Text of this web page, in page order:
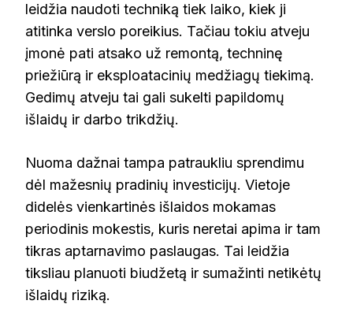
leidžia naudoti techniką tiek laiko, kiek ji
atitinka verslo poreikius. Tačiau tokiu atveju
įmonė pati atsako už remontą, techninę
priežiūrą ir eksploatacinių medžiagų tiekimą.
Gedimų atveju tai gali sukelti papildomų
išlaidų ir darbo trikdžių.
Nuoma dažnai tampa patraukliu sprendimu
dėl mažesnių pradinių investicijų. Vietoje
didelės vienkartinės išlaidos mokamas
periodinis mokestis, kuris neretai apima ir tam
tikras aptarnavimo paslaugas. Tai leidžia
tiksliau planuoti biudžetą ir sumažinti netikėtų
išlaidų riziką.